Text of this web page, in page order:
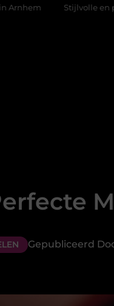
Stijlvolle en passende
Gepubliceerd